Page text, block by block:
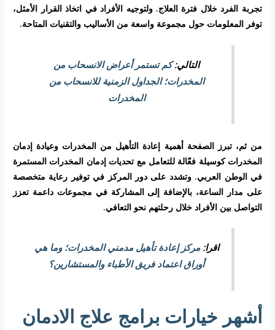
تجربة الفرد خلال فترة العلاج. ولتوجيه الأفراد في اتخاذ القرار الأمثل،
توفر المعلومات حول مجموعة واسعة من الأساليب والتقنيات المتاحة.
التالي:كم تستمر أعراض الانسحاب من
المخدرات؛ الجداول الزمنية للانسحاب من
المخدرات
من ثم، تبرز الصفحة أهمية إعادة التأهيل من المخدرات وعيادة إدمان
المخدرات كوسيلة فعّالة للتعامل مع تحديات إدمان المخدرات المستمرة
في الوطن العربي. وتشدد على دور المركز في توفير رعاية متخصصة
على مدار الساعة، بالإضافة إلى المشاركة في مجموعات داعمة تعزز
التواصل بين الأفراد خلال رحلتهم نحو التعافي.
اقرا:مركز إعادة تأهيل مدمني المخدرات؛ وما هي
أوراق اعتماد فريق الأطباء والمستشارين؟
أشهر خيارات برامج علاج الادمان